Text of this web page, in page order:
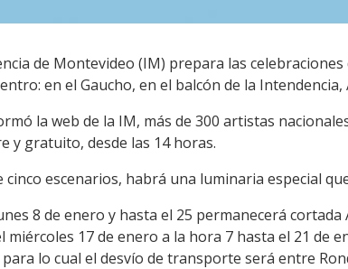
de Montevideo (IM) prepara las
en el Gaucho, en el balcón de la
la web de la IM, más de 300 artistas
y gratuito, desde las 14 horas.
cinco escenarios, habrá una luminaria especial
8 de enero y hasta el 25 permanecerá
miércoles 17 de enero a la hora 7 hasta el 21 de
lo cual el desvío de transporte será entre